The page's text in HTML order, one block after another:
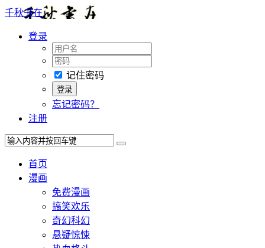
千秋书在
登录
记住密码
忘记密码？
注册
首页
漫画
免费漫画
搞笑欢乐
奇幻科幻
悬疑惊悚